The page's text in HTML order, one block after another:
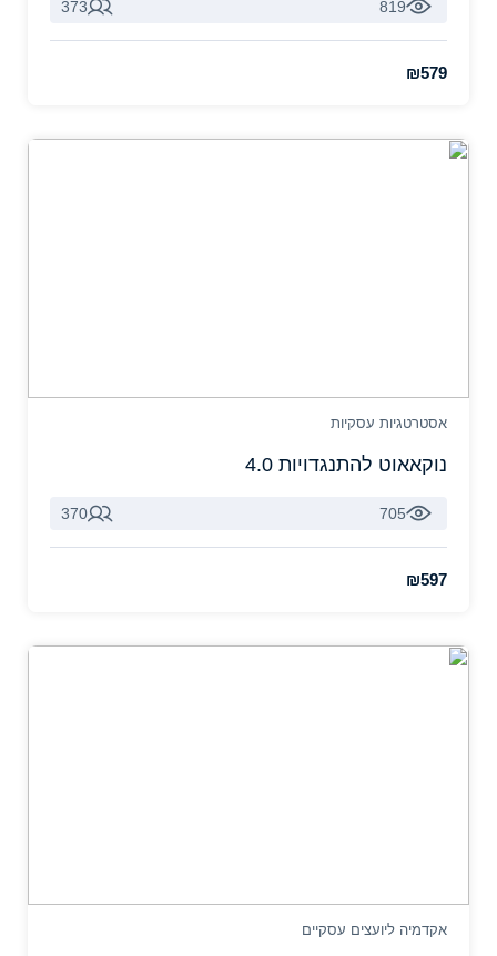
819
373
₪579
אסטרטגיות עסקיות
נוקאאוט להתנגדויות 4.0
705
370
₪597
אקדמיה ליועצים עסקיים